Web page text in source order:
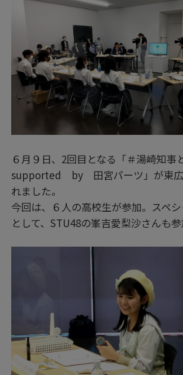
６月９日、2回目となる「＃湯崎知事
supported by 田宮パーツ」が東広
れました。
今回は、６人の高校生が参加。スペ
として、STU48の峯吉愛梨沙さんも参